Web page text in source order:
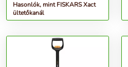
Hasonlók, mint FISKARS Xact
ültetőkanál